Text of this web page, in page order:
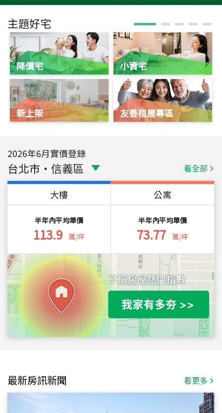
主題好宅
降價宅
新上架
小資宅
友善租屋專區
2026年6月實價登錄
台北市 ・ 信義區 看全部
大樓
半年內平均單價
113.9 萬/坪
公寓
半年內平均單價
73.77 萬/坪
最新房訊新聞 看更多